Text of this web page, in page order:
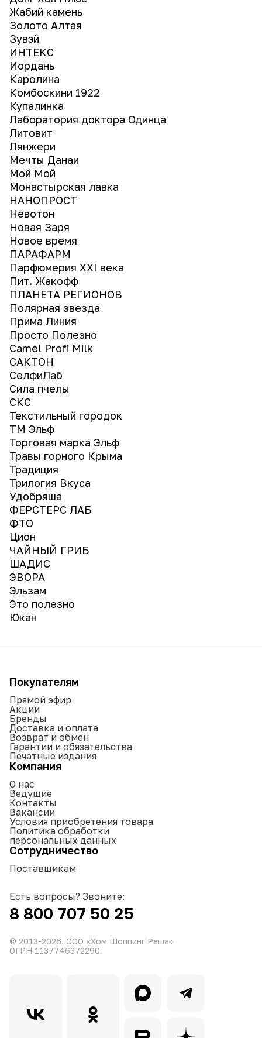
Жабий камень
Золото Алтая
Зувэй
ИНТЕКС
Иордань
Каролина
Комбоскини 1922
Купалинка
Лаборатория доктора Одинца
Литовит
Лянжери
Мечты Данаи
Мой Мой
Монастырская лавка
НАНОПРОСТ
Невотон
Новая Заря
Новое время
ПАРАФАРМ
Парфюмерия ХХI века
Пит. Жакофф
ПЛАНЕТА РЕГИОНОВ
Полярная звезда
Прима Линия
Просто Полезно
Сamel Profi Milk
САКТОН
СелфиЛаб
Сила пчелы
СКС
Текстильный городок
ТМ Эльф
Торговая марка Эльф
Травы горного Крыма
Традиция
Трилогия Вкуса
Удобряша
ФЕРСТЕРС ЛАБ
ФТО
Цион
ЧАЙНЫЙ ГРИБ
ШАДИС
ЭВОРА
Эльзам
Это полезно
Юкан
Покупателям
Прямой эфир
Акции
Бренды
Доставка и оплата
Возврат и обмен
Гарантии и обязательства
Печатные издания
Компания
О нас
Ведущие
Контакты
Вакансии
Условия приобретения товара
Политика обработки
персональных данных
Сотрудничество
Поставщикам
Есть вопросы? Звоните:
8 800 707 50 25
© 2013-2026. ООО «Хом Шоппинг Раша»
ОГРН 1137746372290